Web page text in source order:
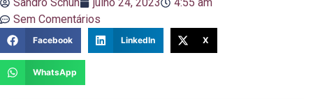
Sem Comentários
Facebook LinkedIn X
WhatsApp